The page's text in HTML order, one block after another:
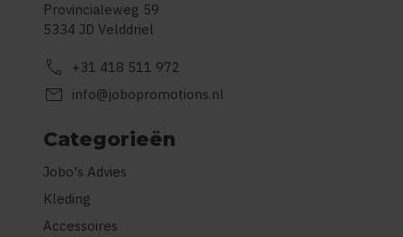
Provincialeweg 59
5334 JD Velddriel
call +31 418 511 972
mail info@jobopromotions.nl
Categorieën
Jobo's Advies
Kleding
Accessoires